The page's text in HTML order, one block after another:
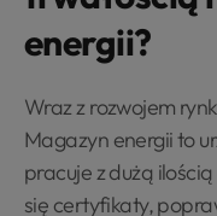
energii?
Wraz z rozwojem
Magazyn energii to
pracuje z dużą
się certyfikaty,